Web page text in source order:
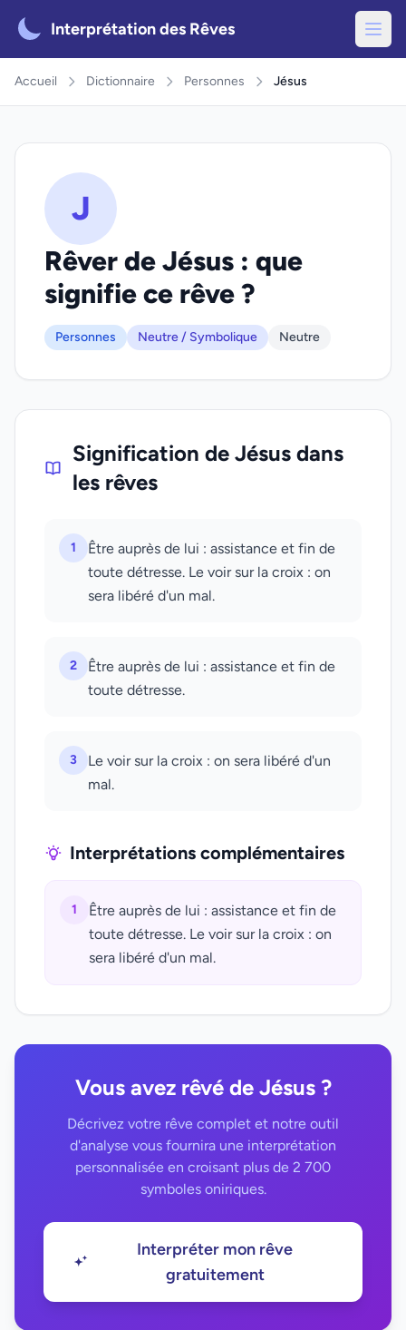
Interprétation des Rêves
Accueil Dictionnaire Personnes Jésus
J
Rêver de Jésus : que
signifie ce rêve ?
Personnes Neutre / Symbolique Neutre
Signification de Jésus dans
les rêves
1
Être auprès de lui : assistance et fin de
toute détresse. Le voir sur la croix : on
sera libéré d'un mal.
2
Être auprès de lui : assistance et fin de
toute détresse.
3
Le voir sur la croix : on sera libéré d'un
mal.
Interprétations complémentaires
1
Être auprès de lui : assistance et fin de
toute détresse. Le voir sur la croix : on
sera libéré d'un mal.
Vous avez rêvé de Jésus ?
Décrivez votre rêve complet et notre outil
d'analyse vous fournira une interprétation
personnalisée en croisant plus de 2 700
symboles oniriques.
Interpréter mon rêve
gratuitement